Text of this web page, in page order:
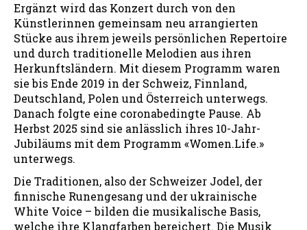
Ergänzt wird das Konzert durch von den
Künstlerinnen gemeinsam neu arrangierten
Stücke aus ihrem jeweils persönlichen Repertoire
und durch traditionelle Melodien aus ihren
Herkunftsländern. Mit diesem Programm waren
sie bis Ende 2019 in der Schweiz, Finnland,
Deutschland, Polen und Österreich unterwegs.
Danach folgte eine coronabedingte Pause. Ab
Herbst 2025 sind sie anlässlich ihres 10-Jahr-
Jubiläums mit dem Programm «Women.Life.»
unterwegs.
Die Traditionen, also der Schweizer Jodel, der
finnische Runengesang und der ukrainische
White Voice – bilden die musikalische Basis,
welche ihre Klangfarben bereichert. Die Musik